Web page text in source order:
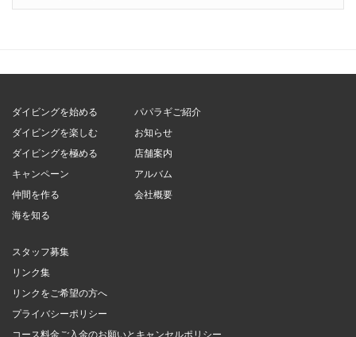
ダイビングを始める
ダイビングを楽しむ
ダイビングを極める
キャンペーン
仲間を作る
海を知る
パパラギご紹介
お知らせ
店舗案内
アルバム
会社概要
スタッフ募集
リンク集
リンクをご希望の方へ
プライバシーポリシー